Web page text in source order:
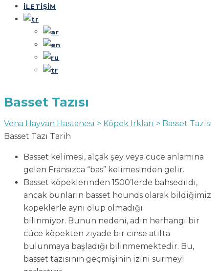
İLETİŞİM
Basset Tazısı
Vena Hayvan Hastanesi > Köpek Irkları > Basset Tazısı
Basset Tazı Tarih
Basset kelimesi, alçak şey veya cüce anlamına
gelen Fransızca “bas” kelimesinden gelir.
Basset köpeklerinden 1500’lerde bahsedildi,
ancak bunların basset hounds olarak bildiğimiz
köpeklerle aynı olup olmadığı
bilinmiyor. Bunun nedeni, adın herhangi bir
cüce köpekten ziyade bir cinse atıfta
bulunmaya başladığı bilinmemektedir. Bu,
basset tazısının geçmişinin izini sürmeyi